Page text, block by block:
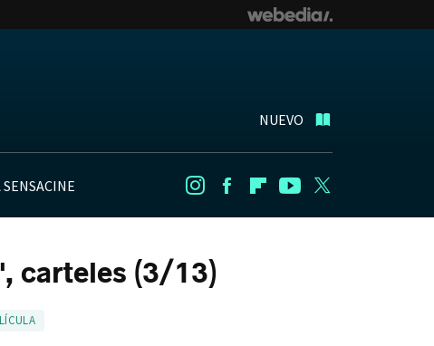
NUEVO
InstagramFacebookFlipboard
Youtube
carteles (3/13)